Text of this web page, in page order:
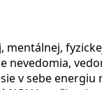
mentálnej,
nevedomia,
v sebe energiu